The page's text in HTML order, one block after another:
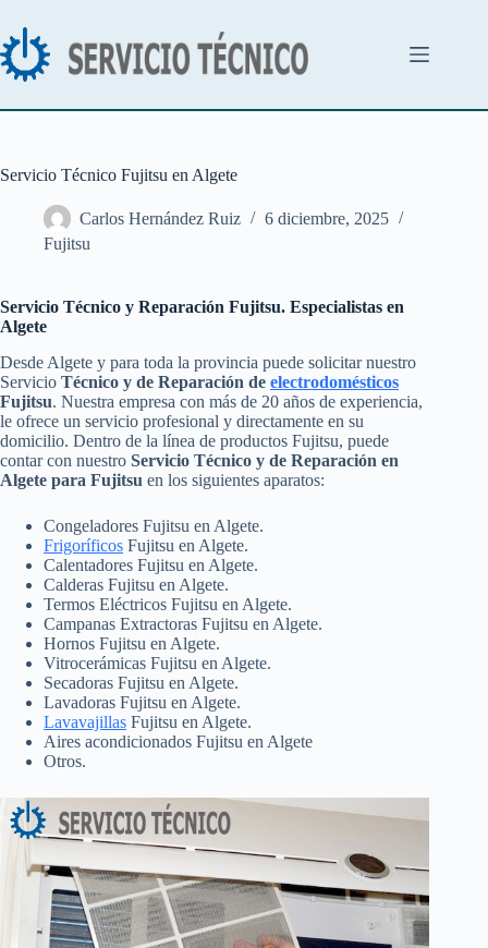
contenido
Servicio Técnico Fujitsu en Algete
Carlos Hernández Ruiz
6 diciembre, 2025
Fujitsu
Servicio Técnico y Reparación Fujitsu. Especialistas en
Algete
Desde Algete y para toda la provincia puede solicitar nuestro
Servicio Técnico y de Reparación de electrodomésticos
Fujitsu. Nuestra empresa con más de 20 años de experiencia,
le ofrece un servicio profesional y directamente en su
domicilio. Dentro de la línea de productos Fujitsu, puede
contar con nuestro Servicio Técnico y de Reparación en
Algete para Fujitsu en los siguientes aparatos:
Congeladores Fujitsu en Algete.
Frigoríficos Fujitsu en Algete.
Calentadores Fujitsu en Algete.
Calderas Fujitsu en Algete.
Termos Eléctricos Fujitsu en Algete.
Campanas Extractoras Fujitsu en Algete.
Hornos Fujitsu en Algete.
Vitrocerámicas Fujitsu en Algete.
Secadoras Fujitsu en Algete.
Lavadoras Fujitsu en Algete.
Lavavajillas Fujitsu en Algete.
Aires acondicionados Fujitsu en Algete
Otros.